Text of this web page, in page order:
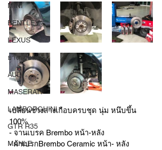
MINI
BENTLEY
LEXUS
ยางรถยนต์
AUDI
MASERATI
LAMBORGHINI
GTR R35
MAHLE
เปลี่ยนช่วงล่างเกือบครบชุด นุ่ม หนึบขึ้น
100%
- จานเบรค Brembo หน้า-หลัง
- ผ้าเบรกBrembo Ceramic หน้า- หลัง